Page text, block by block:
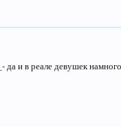
да и в реале девушек